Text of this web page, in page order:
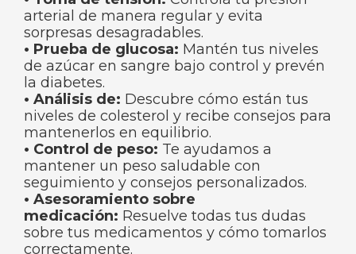
arterial de manera regular y evita
sorpresas desagradables.
• Prueba de glucosa: Mantén tus niveles
de azúcar en sangre bajo control y prevén
la diabetes.
• Análisis de: Descubre cómo están tus
niveles de colesterol y recibe consejos para
mantenerlos en equilibrio.
• Control de peso: Te ayudamos a
mantener un peso saludable con
seguimiento y consejos personalizados.
• Asesoramiento sobre
medicación: Resuelve todas tus dudas
sobre tus medicamentos y cómo tomarlos
correctamente.